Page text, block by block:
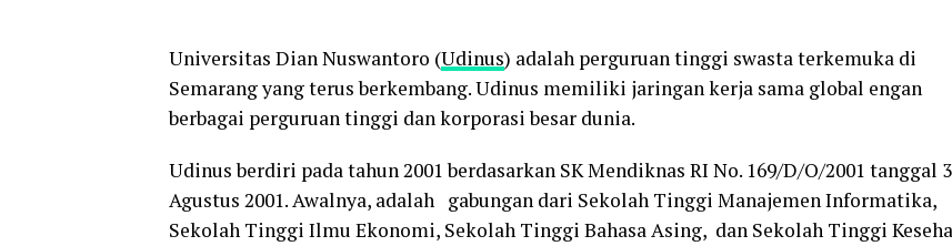
Universitas Dian Nuswantoro (Udinus) adalah perguruan tinggi swasta terkemuka di
Semarang yang terus berkembang. Udinus memiliki jaringan kerja sama global engan
berbagai perguruan tinggi dan korporasi besar dunia.
Udinus berdiri pada tahun 2001 berdasarkan SK Mendiknas RI No. 169/D/O/2001 tanggal
Agustus 2001. Awalnya, adalah gabungan dari Sekolah Tinggi Manajemen Informatika,
Sekolah Tinggi Ilmu Ekonomi, Sekolah Tinggi Bahasa Asing, dan Sekolah Tinggi